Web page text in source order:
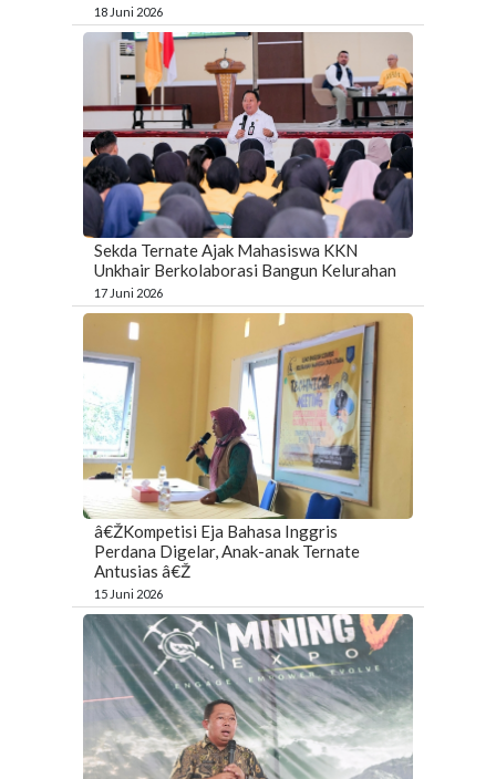
18 Juni 2026
Sekda Ternate Ajak Mahasiswa KKN
Unkhair Berkolaborasi Bangun Kelurahan
17 Juni 2026
â€ŽKompetisi Eja Bahasa Inggris
Perdana Digelar, Anak-anak Ternate
Antusias â€Ž
15 Juni 2026